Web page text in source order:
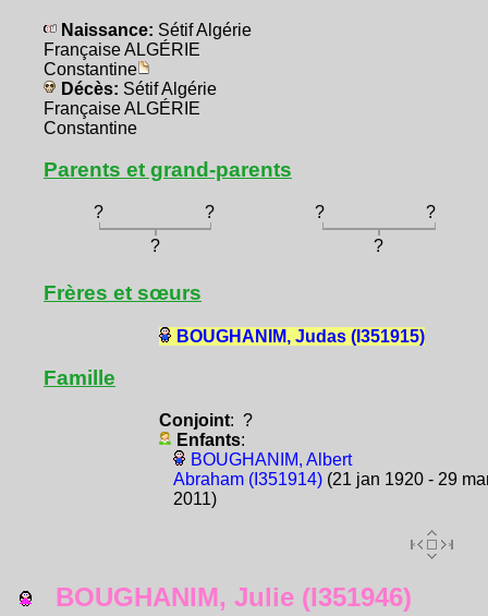
Naissance: Sétif Algérie
Française ALGÉRIE
Constantine
Décès: Sétif Algérie
Française ALGÉRIE
Constantine
Parents et grand-parents
? ? ?
?
?
?
Frères et sœurs
BOUGHANIM, Judas (I351915)
Famille
Conjoint: ?
Enfants:
BOUGHANIM, Albert
Abraham (I351914)(21 jan 1920 - 29
2011)
BOUGHANIM, Julie (I351946)